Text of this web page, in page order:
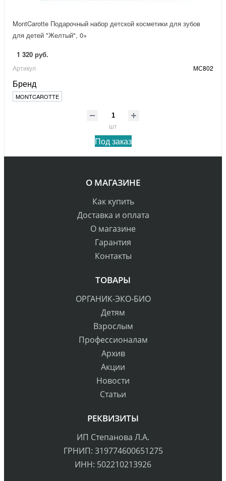
MontCarotte Подарочный набор детской косметики для зубов
для детей "Желтый", 0+
1 320 руб.
Артикул МС802
Бренд
MONTCAROTTE
шт
Под заказ
О МАГАЗИНЕ
Как купить
Доставка и оплата
О магазине
Гарантия
Контакты
ТОВАРЫ
ОРГАНИК-ЭКО-БИО
Детям
Взрослым
Профессионалам
Архив
Акции
Новости
Статьи
РЕКВИЗИТЫ
ИП Степанова Л.А.
ГРНИП: 319774600651275
ИНН: 502210213926